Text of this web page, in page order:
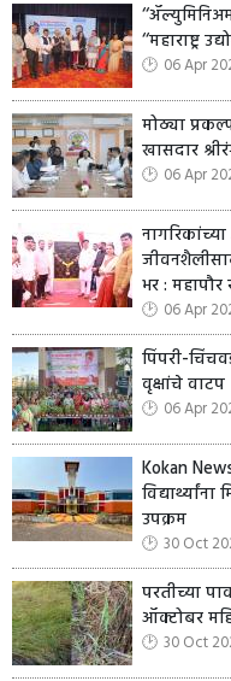
‘‘महाराष्ट्र
06 Apr
मोठ्या
खासदार
06 Apr
भर : महापौर
06 Apr
पिंपरी-
वृक्षांचे वाटप
06 Apr
Kokan
उपक्रम
30 Oct
परतीच्या
ऑक्टोबर
30 Oct